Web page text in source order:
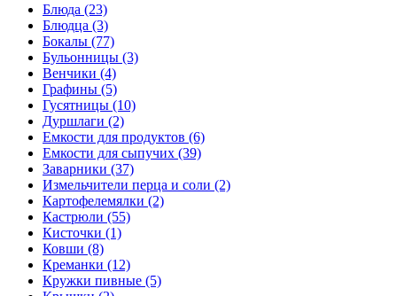
Блюда (23)
Блюдца (3)
Бокалы (77)
Бульонницы (3)
Венчики (4)
Графины (5)
Гусятницы (10)
Дуршлаги (2)
Емкости для продуктов (6)
Емкости для сыпучих (39)
Заварники (37)
Измельчители перца и соли (2)
Картофелемялки (2)
Кастрюли (55)
Кисточки (1)
Ковши (8)
Креманки (12)
Кружки пивные (5)